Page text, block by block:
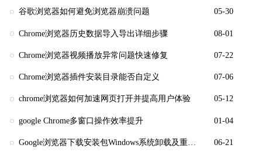
谷歌浏览器如何避免浏览器崩溃问题 05-30
Chrome浏览器历史数据导入导出详细步骤 08-01
Chrome浏览器视频播放异常问题快速修复 07-22
Chrome浏览器插件安装目录能否自定义 07-06
chrome浏览器如何加速网页打开并提高用户体验 05-12
google Chrome多窗口操作效率提升 01-04
Google浏览器下载安装包Windows系统卸载及重装步骤 06-21